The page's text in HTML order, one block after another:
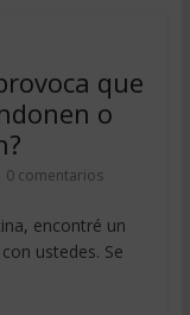
que
o
0 comentarios
encontré un
ustedes. Se